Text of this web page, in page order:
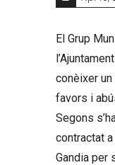
El Grup
conèixer
favors i
Segons
contractat
Gandia per